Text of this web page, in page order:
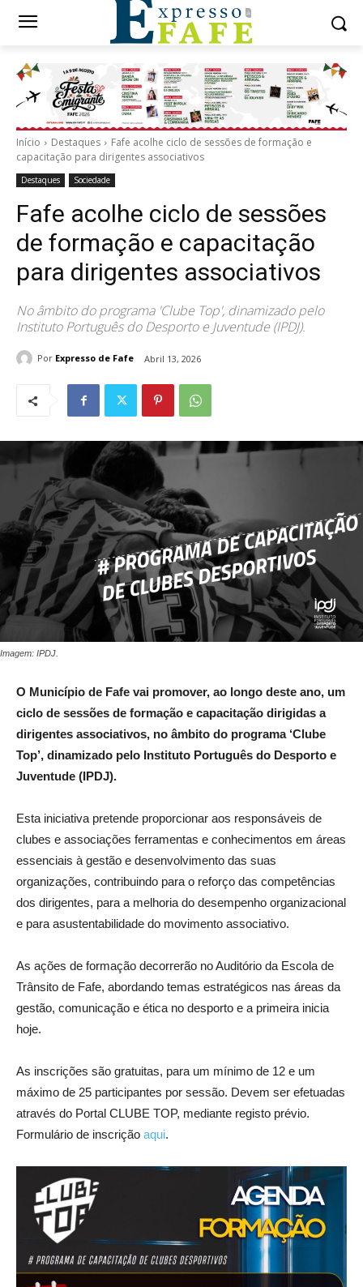
Início Destaques
Fafe acolhe ciclo de sessões de formação e
capacitação para dirigentes associativos
Destaques Sociedade
Fafe acolhe ciclo de sessões
de formação e capacitação
para dirigentes associativos
No âmbito do programa 'Clube Top', dinamizado pelo
Instituto Português do Desporto e Juventude (IPDJ).
Por Expresso de Fafe Abril 13, 2026
Imagem: IPDJ.
O Município de Fafe vai promover, ao longo deste ano, um
ciclo de sessões de formação e capacitação dirigidas a
dirigentes associativos, no âmbito do programa ‘Clube
Top’, dinamizado pelo Instituto Português do Desporto e
Juventude (IPDJ).
Esta iniciativa pretende proporcionar aos responsáveis de
clubes e associações ferramentas e conhecimentos em áreas
essenciais à gestão e desenvolvimento das suas
organizações, contribuindo para o reforço das competências
dos dirigentes, para a melhoria do desempenho organizacional
e para asustentabilidade do movimento associativo.
As ações de formação decorrerão no Auditório da Escola de
Trânsito de Fafe, abordando temas estratégicos nas áreas da
gestão, comunicação e ética no desporto e a primeira inicia
hoje.
As inscrições são gratuitas, para um mínimo de 12 e um
máximo de 25 participantes por sessão. Devem ser efetuadas
através do Portal CLUBE TOP, mediante registo prévio.
Formulário de inscrição aqui.